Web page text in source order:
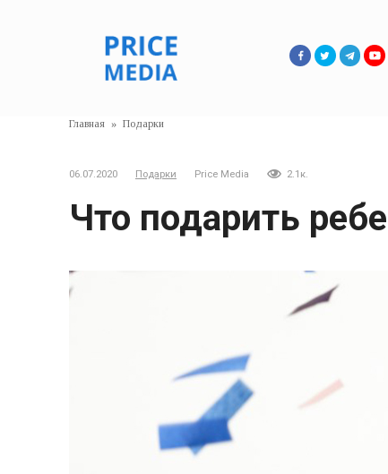
Главная » Подарки
06.07.2020 Подарки Price Media 2.1к.
Что подарить